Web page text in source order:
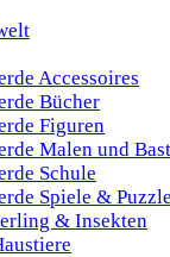
Accessoires
Bücher
Figuren
Malen und
Schule
Spiele &
& Insekten